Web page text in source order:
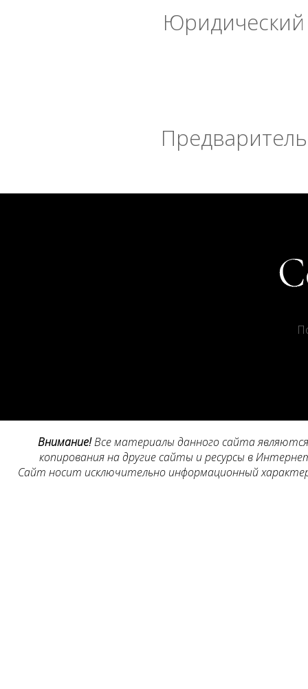
Внимание!Все материалы данного сайта
копирования на другие сайты и ресурсы в
Сайт носит исключительно информационный